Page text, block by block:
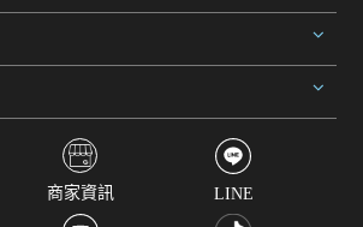
商家資訊 LINE